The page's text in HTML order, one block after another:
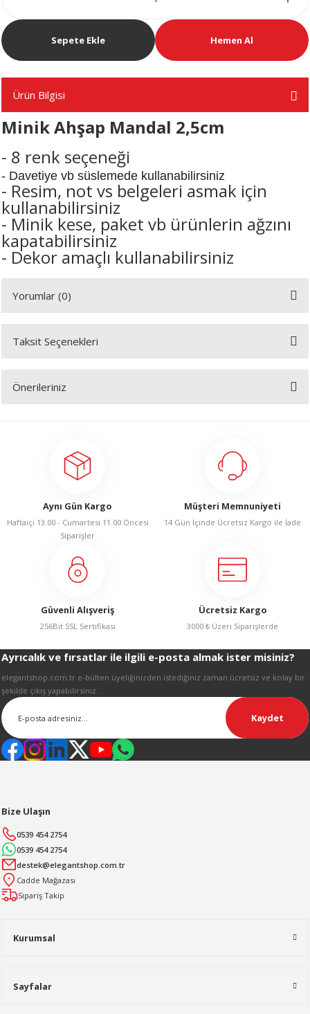
Sepete Ekle Hemen Al
Ürün Bilgisi
Minik Ahşap Mandal 2,5cm
- 8 renk seçeneği
- Davetiye vb süslemede kullanabilirsiniz
- Resim, not vs belgeleri asmak için
kullanabilirsiniz
- Minik kese, paket vb ürünlerin ağzını
kapatabilirsiniz
- Dekor amaçlı kullanabilirsiniz
Yorumlar (0)
Bu ürüne ilk yorumu siz yapın!
Taksit Seçenekleri
Önerileriniz
Görüş ve önerileriniz için teşekkür ederiz.
Ürün açıklamasında eksik bilgiler bulunuyor.
Ürün bilgilerinde hatalar bulunuyor.
Ürün fiyatı diğer sitelerden daha pahalı.
Bu ürüne benzer farklı alternatifler olmalı.
Gönder
Aynı Gün Kargo
Haftaiçi 13.00 - Cumartesi 11.00 Öncesi
Siparişler
Müşteri Memnuniyeti
14 Gün İçinde Ücretsiz Kargo ile İade
Güvenli Alışveriş
256Bit SSL Sertifikası
Ücretsiz Kargo
3000 ₺ Üzeri Siparişlerde
Ayrıcalık ve fırsatlar ile ilgili e-posta almak ister misiniz?
elegantshop.com.tr e-bülten üyeliğinizden istediğiniz zaman ücretsiz ve kolay bir
şekilde çıkış yapabilirsiniz.
Kaydet
Kurumsal
Sayfalar
Bize Ulaşın
0539 454 2754
0539 454 2754
destek@elegantshop.com.tr
Cadde Mağazası
Sipariş Takip